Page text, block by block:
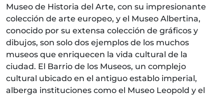
Museo de Historia del Arte, con su impresionante
colección de arte europeo, y el Museo Albertina,
conocido por su extensa colección de gráficos y
dibujos, son solo dos ejemplos de los muchos
museos que enriquecen la vida cultural de la
ciudad. El Barrio de los Museos, un complejo
cultural ubicado en el antiguo establo imperial,
alberga instituciones como el Museo Leopold y el